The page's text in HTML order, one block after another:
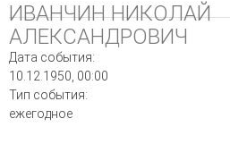
ИВАНЧИН НИКОЛАЙ
АЛЕКСАНДРОВИЧ
Дата события:
10.12.1950 00:00
Тип события:
ежегодное